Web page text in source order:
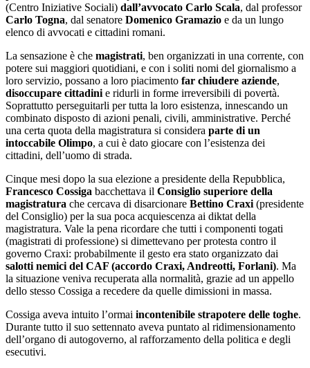
(Centro Iniziative Sociali) dall’avvocato Carlo Scala, dal professor
Carlo Togna, dal senatore Domenico Gramazio e da un lungo
elenco di avvocati e cittadini romani.
La sensazione è che magistrati, ben organizzati in una corrente, con
potere sui maggiori quotidiani, e con i soliti nomi del giornalismo a
loro servizio, possano a loro piacimento far chiudere aziende,
disoccupare cittadini e ridurli in forme irreversibili di povertà.
Soprattutto perseguitarli per tutta la loro esistenza, innescando un
combinato disposto di azioni penali, civili, amministrative. Perché
una certa quota della magistratura si considera parte di un
intoccabile Olimpo, a cui è dato giocare con l’esistenza dei
cittadini, dell’uomo di strada.
Cinque mesi dopo la sua elezione a presidente della Repubblica,
Francesco Cossiga bacchettava il Consiglio superiore della
magistratura che cercava di disarcionare Bettino Craxi (presidente
del Consiglio) per la sua poca acquiescenza ai diktat della
magistratura. Vale la pena ricordare che tutti i componenti togati
(magistrati di professione) si dimettevano per protesta contro il
governo Craxi: probabilmente il gesto era stato organizzato dai
salotti nemici del CAF (accordo Craxi, Andreotti, Forlani). Ma
la situazione veniva recuperata alla normalità, grazie ad un appello
dello stesso Cossiga a recedere da quelle dimissioni in massa.
Cossiga aveva intuito l’ormai incontenibile strapotere delle toghe.
Durante tutto il suo settennato aveva puntato al ridimensionamento
dell’organo di autogoverno, al rafforzamento della politica e degli
esecutivi.